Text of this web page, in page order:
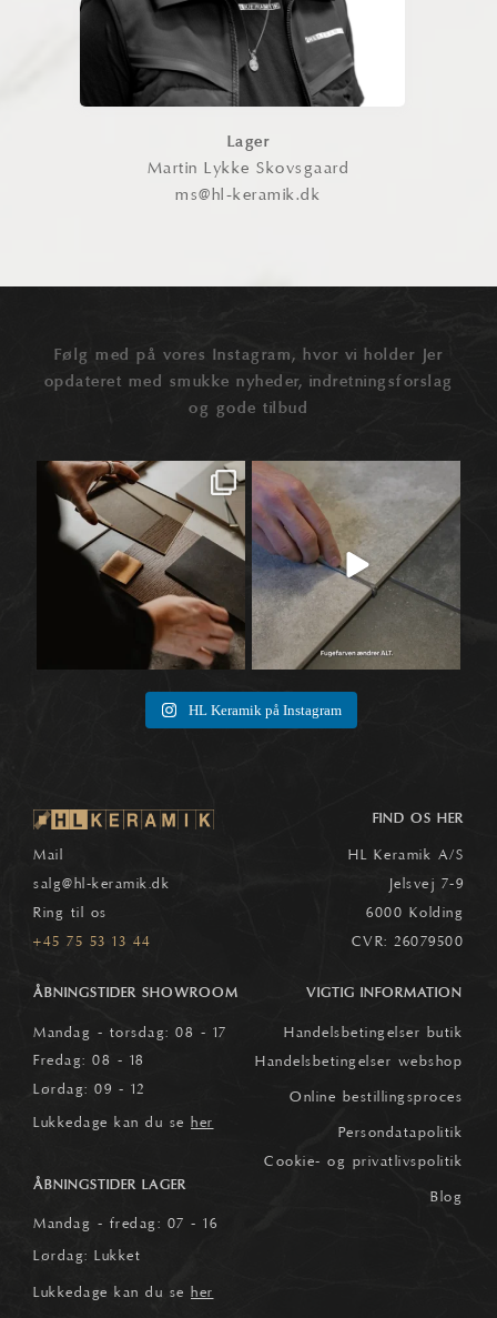
Kontakt
Lager
Martin Lykke Skovsgaard
ms@hl-keramik.dk
Følg med på vores Instagram, hvor vi holder Jer
opdateret med smukke nyheder, indretningsforslag
og gode tilbud
Når materialer først begynder at tale
sammen,...
1 0
Når vi taler fliser, ender snakken ofte
ved selve
HL Keramik på Instagram
Mail
salg@hl-keramik.dk
Ring til os
+45 75 53 13 44
FIND OS HER
HL Keramik A/S
Jelsvej 7-9
6000 Kolding
CVR: 26079500
ÅBNINGSTIDER SHOWROOM
Mandag - torsdag: 08 - 17
Fredag: 08 - 18
Lørdag: 09 - 12
Lukkedage kan du se her
ÅBNINGSTIDER LAGER
Mandag - fredag: 07 - 16
Lørdag: Lukket
Lukkedage kan du se her
VIGTIG INFORMATION
Handelsbetingelser butik
Handelsbetingelser webshop
Online bestillingsproces
Persondatapolitik
Cookie- og privatlivspolitik
Blog